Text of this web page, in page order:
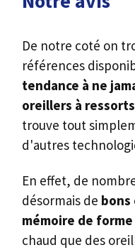
De notre coté on
références
tendance à ne
oreillers à ressorts
trouve tout
d'autres
En effet, de
désormais de bons
mémoire de forme
chaud que des